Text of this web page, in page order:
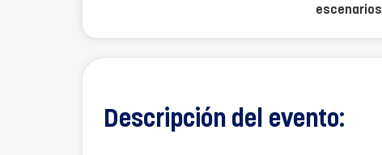
escenarios
Descripción del evento: